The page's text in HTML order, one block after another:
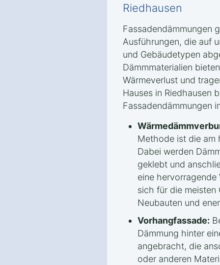
Riedhausen
Fassadendämmungen
Ausführungen, die auf
und Gebäudetypen
Dämmmaterialien
Wärmeverlust und
Hauses in Riedhausen
Fassadendämmungen
Methode ist die am
Dabei werden
geklebt und
eine hervorragende
sich für die meisten
Neubauten und
Vorhangfassade:
Dämmung hinter
angebracht, die
oder anderen